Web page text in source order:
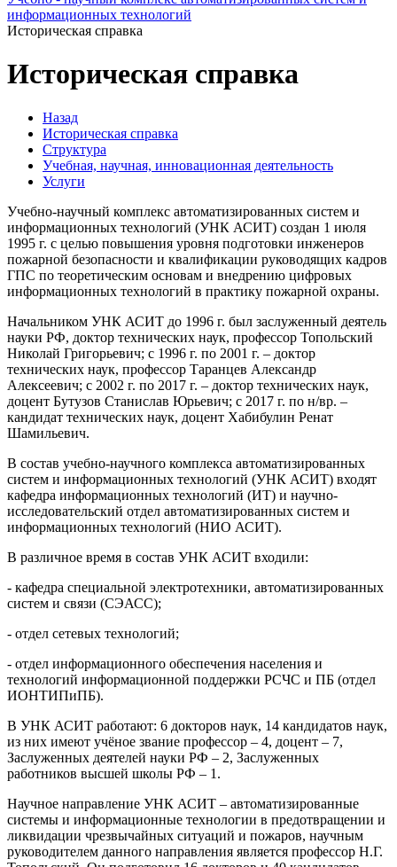
информационных технологий
Историческая справка
Историческая справка
Назад
Историческая справка
Структура
Учебная, научная, инновационная деятельность
Услуги
Учебно-научный комплекс автоматизированных систем и
информационных технологий (УНК АСИТ) создан 1 июля
1995 г. с целью повышения уровня подготовки инженеров
пожарной безопасности и квалификации руководящих кадров
ГПС по теоретическим основам и внедрению цифровых
информационных технологий в практику пожарной охраны.
Начальником УНК АСИТ до 1996 г. был заслуженный деятель
науки РФ, доктор технических наук, профессор Топольский
Николай Григорьевич; с 1996 г. по 2001 г. – доктор
технических наук, профессор Таранцев Александр
Алексеевич; с 2002 г. по 2017 г. – доктор технических наук,
доцент Бутузов Станислав Юрьевич; с 2017 г. по н/вр. –
кандидат технических наук, доцент Хабибулин Ренат
Шамильевич.
В состав учебно-научного комплекса автоматизированных
систем и информационных технологий (УНК АСИТ) входят
кафедра информационных технологий (ИТ) и научно-
исследовательский отдел автоматизированных систем и
информационных технологий (НИО АСИТ).
В различное время в состав УНК АСИТ входили:
- кафедра специальной электротехники, автоматизированных
систем и связи (СЭАСС);
- отдел сетевых технологий;
- отдел информационного обеспечения населения и
технологий информационной поддержки РСЧС и ПБ (отдел
ИОНТИПиПБ).
В УНК АСИТ работают: 6 докторов наук, 14 кандидатов наук,
из них имеют учёное звание профессор – 4, доцент – 7,
Заслуженных деятелей науки РФ – 2, Заслуженных
работников высшей школы РФ – 1.
Научное направление УНК АСИТ – автоматизированные
системы и информационные технологии в предотвращении и
ликвидации чрезвычайных ситуаций и пожаров, научным
руководителем данного направления является профессор Н.Г.